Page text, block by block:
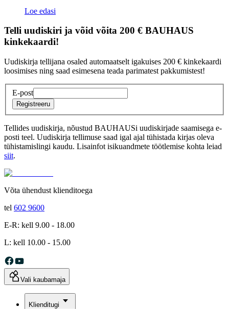
Loe edasi
Telli uudiskiri ja võid võita 200 € BAUHAUS
kinkekaardi!
Uudiskirja tellijana osaled automaatselt igakuises 200 € kinkekaardi
loosimises ning saad esimesena teada parimatest pakkumistest!
E-post
Registreeru
Tellides uudiskirja, nõustud BAUHAUSi uudiskirjade saamisega e-
posti teel. Uudiskirja tellimuse saad igal ajal tühistada kirjas oleva
tühistamislingi kaudu. Lisainfot isikuandmete töötlemise kohta leiad
siit.
Võta ühendust klienditoega
tel 602 9600
E-R: kell 9.00 - 18.00
L: kell 10.00 - 15.00
Vali kaubamaja
Klienditugi